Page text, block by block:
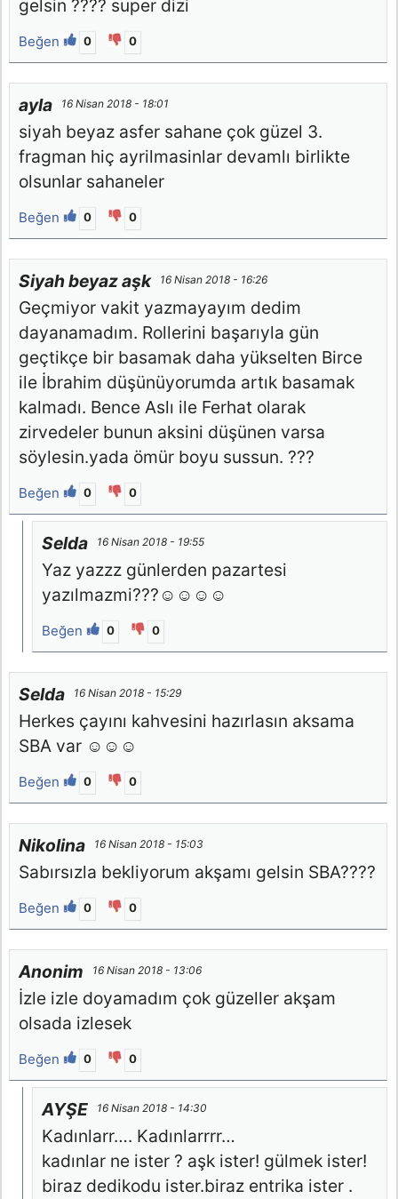
gelsin ???? super dizi
Beğen 0 0
ayla 16 Nisan 2018 - 18:01
siyah beyaz asfer sahane çok güzel 3.
fragman hiç ayrilmasinlar devamlı birlikte
olsunlar sahaneler
Beğen 0 0
Siyah beyaz aşk 16 Nisan 2018 - 16:26
Geçmiyor vakit yazmayayım dedim
dayanamadım. Rollerini başarıyla gün
geçtikçe bir basamak daha yükselten Birce
ile İbrahim düşünüyorumda artık basamak
kalmadı. Bence Aslı ile Ferhat olarak
zirvedeler bunun aksini düşünen varsa
söylesin.yada ömür boyu sussun. ???
Beğen 0 0
Selda 16 Nisan 2018 - 19:55
Yaz yazzz günlerden pazartesi
yazılmazmi???☺☺☺☺
Beğen 0 0
Selda 16 Nisan 2018 - 15:29
Herkes çayını kahvesini hazırlasın aksama
SBA var ☺☺☺
Beğen 0 0
Nikolina 16 Nisan 2018 - 15:03
Sabırsızla bekliyorum akşamı gelsin SBA????
Beğen 0 0
Anonim 16 Nisan 2018 - 13:06
İzle izle doyamadım çok güzeller akşam
olsada izlesek
Beğen 0 0
AYŞE 16 Nisan 2018 - 14:30
Kadınlarr…. Kadınlarrrr…
kadınlar ne ister ? aşk ister! gülmek ister!
biraz dedikodu ister.biraz entrika ister .